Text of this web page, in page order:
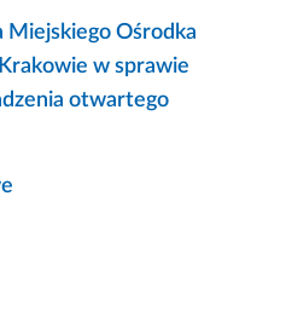
Ośrodka
w sprawie
otwartego